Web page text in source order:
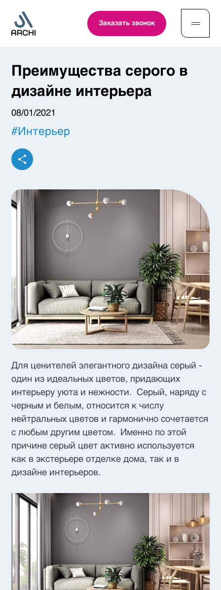
Заказать звонок
Преимущества серого в
дизайне интерьера
08/01/2021
#Интерьер
Для ценителей элегантного дизайна серый -
один из идеальных цветов, придающих
интерьеру уюта и нежности. Серый, наряду с
черным и белым, относится к числу
нейтральных цветов и гармонично сочетается
с любым другим цветом. Именно по этой
причине серый цвет активно используется
как в экстерьере отделке дома, так и в
дизайне интерьеров.